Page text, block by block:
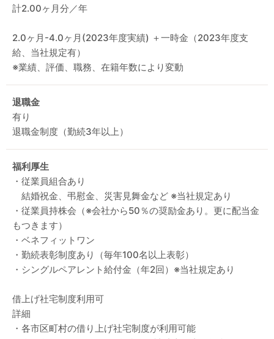
計2.00ヶ月分／年
2.0ヶ月-4.0ヶ月(2023年度実績) ＋一時金（2023年度支
給、当社規定有）
※業績、評価、職務、在籍年数により変動
退職金
有り
退職金制度（勤続3年以上）
福利厚生
・従業員組合あり
結婚祝金、弔慰金、災害見舞金など ※当社規定あり
・従業員持株会（※会社から50％の奨励金あり。更に配当金
もつきます）
・ベネフィットワン
・勤続表彰制度あり（毎年100名以上表彰）
・シングルペアレント給付金（年2回）※当社規定あり
借上げ社宅制度利用可
詳細
・各市区町村の借り上げ社宅制度が利用可能